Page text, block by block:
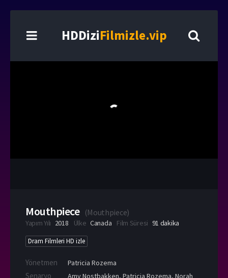
HDDiziFilmizle.vip
Mouthpiece (Mouthpiece)
Yapım Yılı 2018 Ülke Canada Film Süresi 91 dakika
Dram Filmleri HD izle
Yönetmen Patricia Rozema
Senaryo Amy Nostbakken, Patricia Rozema, Norah